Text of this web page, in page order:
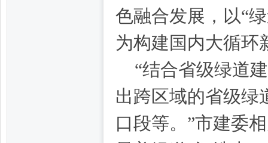
色融合发展，以“
为构建国内大循环
“结合省级绿道
出跨区域的省级绿
口段等。”市建委